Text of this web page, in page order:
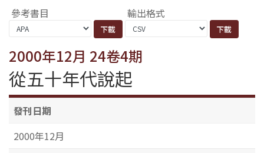
參考書目 輸出格式
2000年12月 24卷4期
從五十年代說起
發刊日期
2000年12月